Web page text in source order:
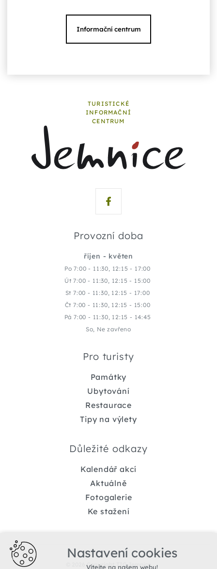
Informační centrum
TURISTICKÉ
INFORMAČNÍ
CENTRUM
Provozní doba
říjen - květen
Po 7:00 - 11:30, 12:15 - 17:00
Út 7:00 - 11:30, 12:15 - 15:00
St 7:00 - 11:30, 12:15 - 17:00
Čt 7:00 - 11:30, 12:15 - 15:00
Pá 7:00 - 11:30, 12:15 - 14:45
So, Ne zavřeno
Pro turisty
Památky
Ubytování
Restaurace
Tipy na výlety
Důležité odkazy
Kalendář akcí
Aktuálně
Fotogalerie
Ke stažení
© 2026 Copyright TIC Jemnice
Nastavení cookies
Vítejte na našem webu!